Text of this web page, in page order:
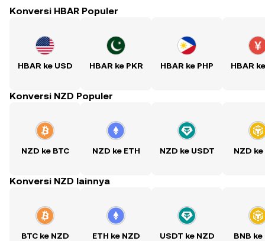
Konversi HBAR Populer
HBAR ke USD HBAR ke PKR HBAR ke PHP HBAR
Konversi NZD Populer
NZD ke BTC NZD ke ETH NZD ke USDT NZD ke
Konversi NZD lainnya
BTC ke NZD ETH ke NZD USDT ke NZD BNB ke